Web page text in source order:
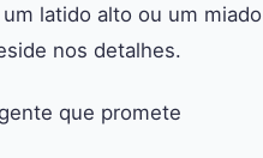
latido alto ou um miado
nos detalhes.
que promete